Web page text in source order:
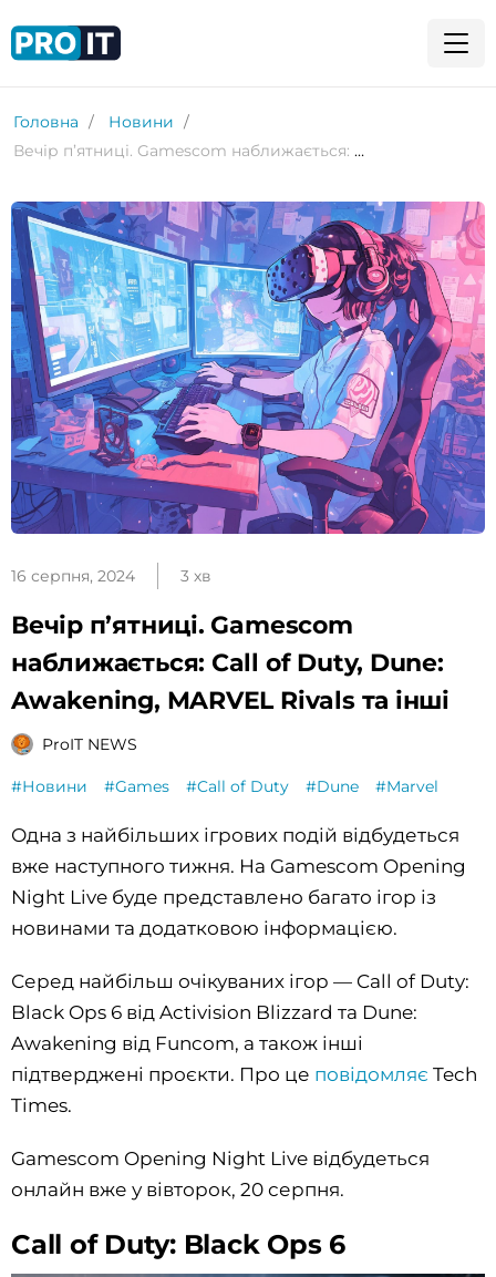
Головна
Новини
Вечір п’ятниці. Gamescom наближається: Call of Duty, Dune: Awakening, MARVEL Rivals та інші
16 серпня, 2024 3 хв
Вечір п’ятниці. Gamescom
наближається: Call of Duty, Dune:
Awakening, MARVEL Rivals та інші
ProIT NEWS
#Новини #Games #Call of Duty #Dune #Marvel
Одна з найбільших ігрових подій відбудеться
вже наступного тижня. На Gamescom Opening
Night Live буде представлено багато ігор із
новинами та додатковою інформацією.
Серед найбільш очікуваних ігор — Call of Duty:
Black Ops 6 від Activision Blizzard та Dune:
Awakening від Funcom, а також інші
підтверджені проєкти. Про це повідомляє Tech
Times.
Gamescom Opening Night Live відбудеться
онлайн вже у вівторок, 20 серпня.
Call of Duty: Black Ops 6